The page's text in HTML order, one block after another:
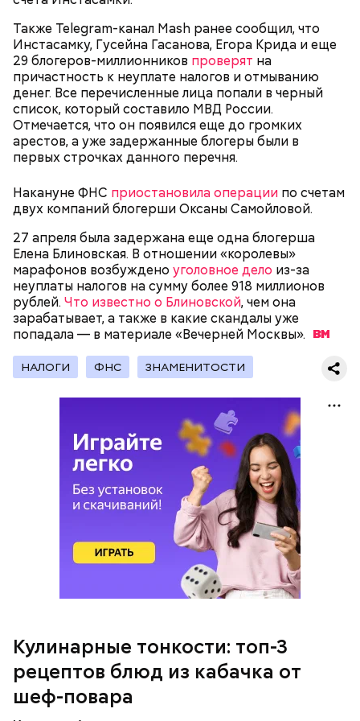
Также Telegram-канал Mash ранее сообщил, что
Инстасамку, Гусейна Гасанова, Егора Крида и еще
29 блогеров-миллионников проверят на
причастность к неуплате налогов и отмыванию
денег. Все перечисленные лица попали в черный
список, который составило МВД России.
Отмечается, что он появился еще до громких
арестов, а уже задержанные блогеры были в
первых строчках данного перечня.
Накануне ФНС приостановила операции по счетам
двух компаний блогерши Оксаны Самойловой.
27 апреля была задержана еще одна блогерша
Елена Блиновская. В отношении «королевы»
марафонов возбуждено уголовное дело из-за
неуплаты налогов на сумму более 918 миллионов
рублей. Что известно о Блиновской, чем она
зарабатывает, а также в какие скандалы уже
попадала — в материале «Вечерней Москвы».
НАЛОГИ ФНС ЗНАМЕНИТОСТИ
Кулинарные тонкости: топ-3
рецептов блюд из кабачка от
шеф-повара
Кабачок — 1 шт.
Желтый болгарский перец — 1 шт.
Красный болгарский перец — 1 шт.
Красный лук — 1 шт.
Баклажан — 1 шт.
Сыр адыгейский —200 гр.
Для заправки:
Для кулича понадобится:
200 граммов сливочного масла;
1 стакан сахара;
10 граммов ванильного сахара;
1/4 чайной ложки соли;
4 куриных яйца;
100 граммов сока апельсина и столовая ложка
цедры;
350 граммов муки;
2 чайных ложки разрыхлителя;
150 граммов изюма.
Способ приготовления
После объединения и тщательного «микса»
этих ингредиентов, необходимо добавлять
изюм, цукаты, которые вы пожелаете, и снова
взбить. Но не миксером, а ложкой или
кухонной лопаткой, чтобы не измельчить
сухофрукты.